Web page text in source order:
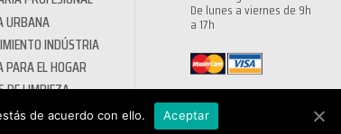
URBANA
INDÚSTRIA
EL HOGAR
DE LIMPIEZA
De lunes a viernes de 9h
a 17h
de acuerdo con ello. Aceptar